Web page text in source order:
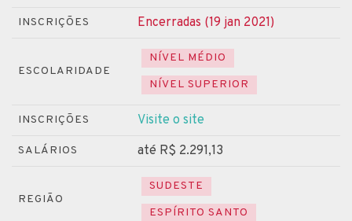
INSCRIÇÕES Encerradas (19 jan 2021)
ESCOLARIDADE
NÍVEL MÉDIO
NÍVEL SUPERIOR
INSCRIÇÕES Visite o site
SALÁRIOS até R$ 2.291,13
REGIÃO
SUDESTE
ESPÍRITO SANTO